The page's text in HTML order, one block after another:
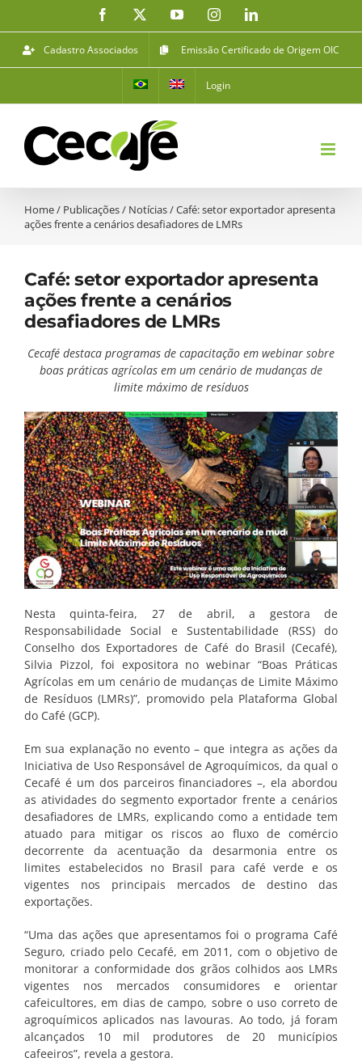
conteúdo
Facebook YouTubeInstagramLinkedIn
Cadastro Associados Emissão Certificado de Origem OIC
Login
Home/ Publicações/ Notícias/Café: setor exportador apresenta
ações frente a cenários desafiadores de LMRs
Café: setor exportador apresenta
ações frente a cenários
desafiadores de LMRs
Cecafé destaca programas de capacitação em webinar sobre
boas práticas agrícolas em um cenário de mudanças de
limite máximo de resíduos
Nesta quinta-feira, 27 de abril, a gestora de
Responsabilidade Social e Sustentabilidade (RSS) do
Conselho dos Exportadores de Café do Brasil (Cecafé),
Silvia Pizzol, foi expositora no webinar “Boas Práticas
Agrícolas em um cenário de mudanças de Limite Máximo
de Resíduos (LMRs)”, promovido pela Plataforma Global
do Café (GCP).
Em sua explanação no evento – que integra as ações da
Iniciativa de Uso Responsável de Agroquímicos, da qual o
Cecafé é um dos parceiros financiadores –, ela abordou
as atividades do segmento exportador frente a cenários
desafiadores de LMRs, explicando como a entidade tem
atuado para mitigar os riscos ao fluxo de comércio
decorrente da acentuação da desarmonia entre os
limites estabelecidos no Brasil para café verde e os
vigentes nos principais mercados de destino das
exportações.
“Uma das ações que apresentamos foi o programa Café
Seguro, criado pelo Cecafé, em 2011, com o objetivo de
monitorar a conformidade dos grãos colhidos aos LMRs
vigentes nos mercados consumidores e orientar
cafeicultores, em dias de campo, sobre o uso correto de
agroquímicos aplicados nas lavouras. Ao todo, já foram
alcançados 10 mil produtores de 20 municípios
cafeeiros”, revela a gestora.